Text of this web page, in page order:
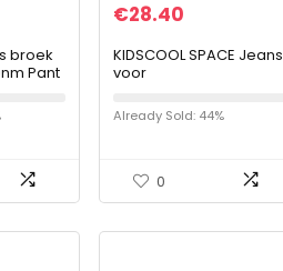
broek
Pant
€28.40
KIDSCOOL SPACE Jeans
voor
gescheurde
spijkerbroek voor kleine
Already Sold: 44%
0